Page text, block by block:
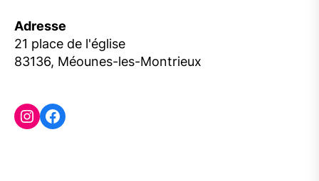
Adresse
21 place de l'église
83136, Méounes-les-Montrieux
Instagram
Facebook